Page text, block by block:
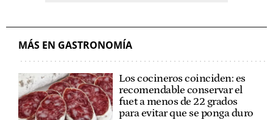
MÁS EN GASTRONOMÍA
Los cocineros coinciden: es
recomendable conservar el
fuet a menos de 22 grados
para evitar que se ponga duro